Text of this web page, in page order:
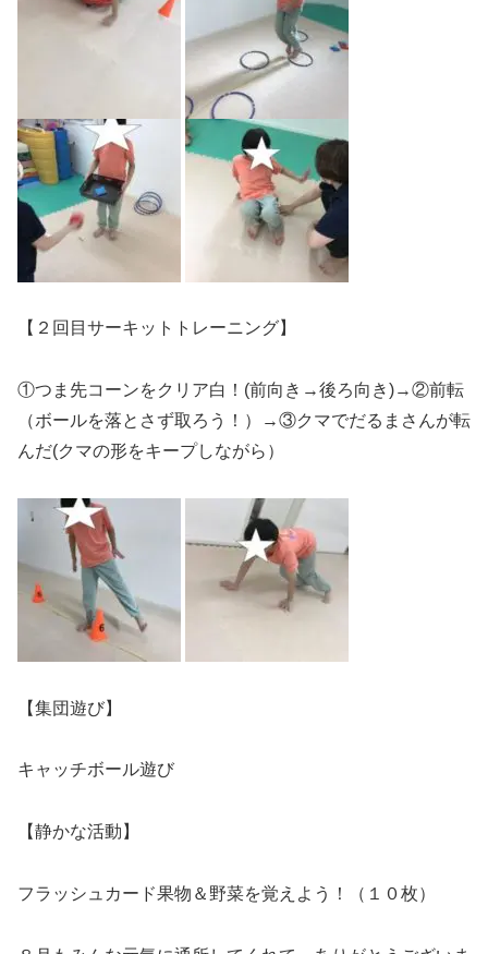
【２回目サーキットトレーニング】
①つま先コーンをクリア白！(前向き→後ろ向き)→②前転
（ボールを落とさず取ろう！）→③クマでだるまさんが転
んだ(クマの形をキープしながら）
【集団遊び】
キャッチボール遊び
【静かな活動】
フラッシュカード果物＆野菜を覚えよう！（１０枚）